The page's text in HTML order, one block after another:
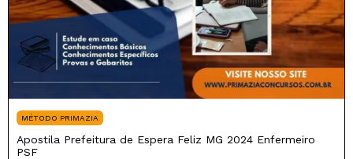
MÉTODO PRIMAZIA
Apostila Prefeitura de Espera Feliz MG 2024 Enfermeiro
PSF